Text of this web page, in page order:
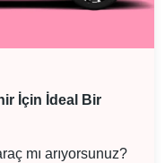
İçin İdeal Bir
mı arıyorsunuz?